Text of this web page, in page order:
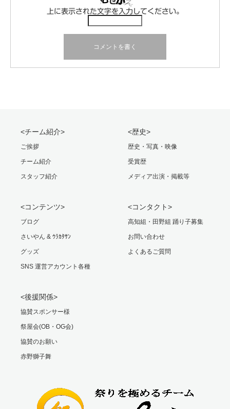
上に表示された文字を入力してください。
<チーム紹介>
ご挨拶
チーム紹介
スタッフ紹介
<歴史>
歴史・写真・映像
受賞歴
メディア出演・掲載等
<コンテンツ>
ブログ
さいやん & ｳﾗｶﾀｻﾝ
グッズ
SNS 運営アカウント各種
<コンタクト>
高知組・田野組 踊り子募集
お問い合わせ
よくあるご質問
<後援関係>
協賛スポンサー様
祭屋会(OB・OG会)
協賛のお願い
赤野獅子舞